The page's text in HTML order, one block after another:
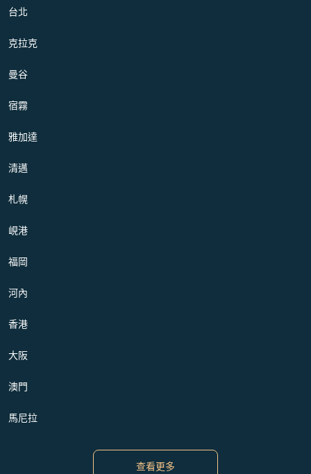
台北
克拉克
曼谷
宿霧
雅加達
清邁
札幌
峴港
福岡
河內
香港
大阪
澳門
馬尼拉
查看更多